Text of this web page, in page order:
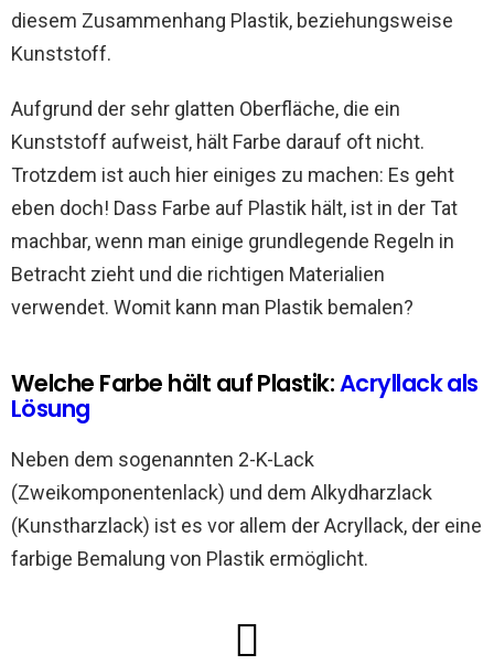
diesem Zusammenhang Plastik, beziehungsweise
Kunststoff.
Aufgrund der sehr glatten Oberfläche, die ein
Kunststoff aufweist, hält Farbe darauf oft nicht.
Trotzdem ist auch hier einiges zu machen: Es geht
eben doch! Dass Farbe auf Plastik hält, ist in der Tat
machbar, wenn man einige grundlegende Regeln in
Betracht zieht und die richtigen Materialien
verwendet. Womit kann man Plastik bemalen?
Welche Farbe hält auf Plastik:Acryllack als
Lösung
Neben dem sogenannten 2-K-Lack
(Zweikomponentenlack) und dem Alkydharzlack
(Kunstharzlack) ist es vor allem der Acryllack, der eine
farbige Bemalung von Plastik ermöglicht.